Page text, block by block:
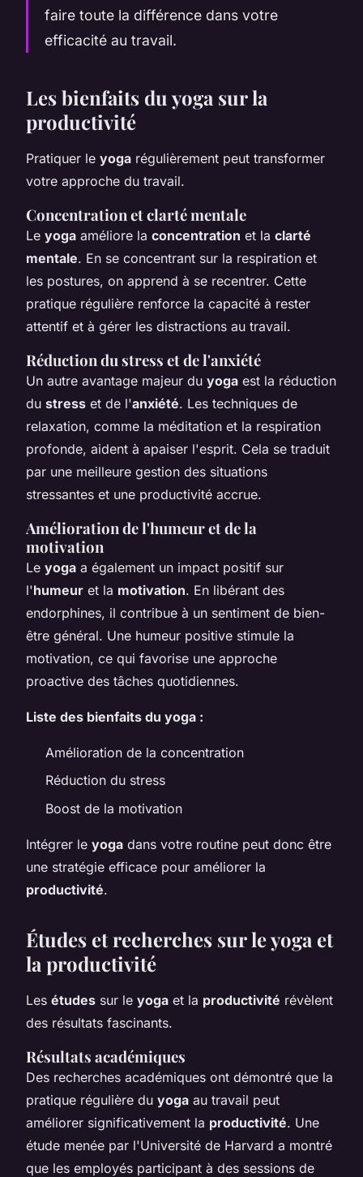
faire toute la différence dans votre
efficacité au travail.
Les bienfaits du yoga sur la
productivité
Pratiquer le yoga régulièrement peut transformer
votre approche du travail.
Concentration et clarté mentale
Le yoga améliore la concentration et la clarté
mentale. En se concentrant sur la respiration et
les postures, on apprend à se recentrer. Cette
pratique régulière renforce la capacité à rester
attentif et à gérer les distractions au travail.
Réduction du stress et de l'anxiété
Un autre avantage majeur du yoga est la réduction
du stress et de l'anxiété. Les techniques de
relaxation, comme la méditation et la respiration
profonde, aident à apaiser l'esprit. Cela se traduit
par une meilleure gestion des situations
stressantes et une productivité accrue.
Amélioration de l'humeur et de la
motivation
Le yoga a également un impact positif sur
l'humeur et la motivation. En libérant des
endorphines, il contribue à un sentiment de bien-
être général. Une humeur positive stimule la
motivation, ce qui favorise une approche
proactive des tâches quotidiennes.
Liste des bienfaits du yoga :
Amélioration de la concentration
Réduction du stress
Boost de la motivation
Intégrer le yoga dans votre routine peut donc être
une stratégie efficace pour améliorer la
productivité.
Études et recherches sur le yoga et
la productivité
Les études sur le yoga et la productivité révèlent
des résultats fascinants.
Résultats académiques
Des recherches académiques ont démontré que la
pratique régulière du yoga au travail peut
améliorer significativement la productivité. Une
étude menée par l'Université de Harvard a montré
que les employés participant à des sessions de